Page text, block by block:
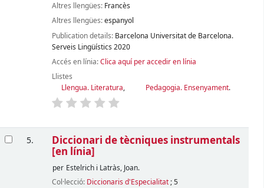
Altres llengües: Francès
Altres llengües:espanyol
Publication details: Barcelona Universitat de Barcelona.
Serveis Lingüístics 2020
Accés en línia:Clica aquí per accedir en línia
Llistes
Llengua. Literatura, Pedagogia. Ensenyament.
5. Diccionari de tècniques instrumentals
[en línia]
per Estelrich i Latràs, Joan.
Col·lecció: Diccionaris d'Especialitat; 5